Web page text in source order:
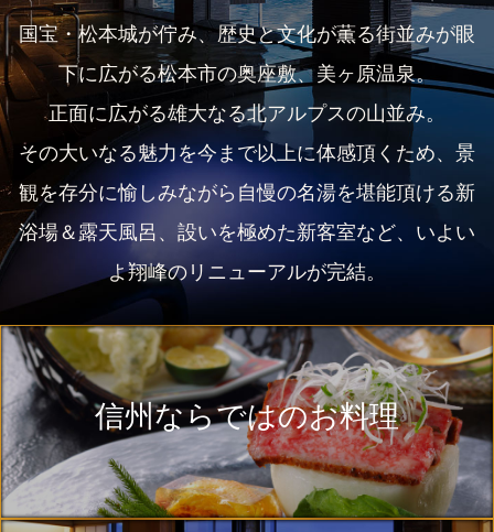
国宝・松本城が佇み、歴史と文化が薫る街並みが眼
下に広がる松本市の奥座敷、美ヶ原温泉。
正面に広がる雄大なる北アルプスの山並み。
その大いなる魅力を今まで以上に体感頂くため、 景
観を存分に愉しみながら自慢の名湯を堪能頂ける新
浴場＆露天風呂、 設いを極めた新客室など、いよい
よ翔峰のリニューアルが完結。
信州ならではのお料理